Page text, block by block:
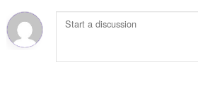
ε
:
λ
ο
β
α
ο